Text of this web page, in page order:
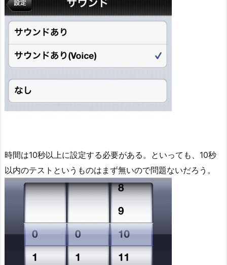
時間は10秒以上に設定する必要がある。といっても、10秒
以内のテストというものはまず無いので問題ないだろう。